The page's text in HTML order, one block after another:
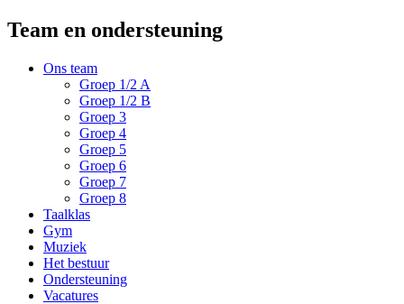
Team en ondersteuning
Ons team
Groep 1/2 A
Groep 1/2 B
Groep 3
Groep 4
Groep 5
Groep 6
Groep 7
Groep 8
Taalklas
Gym
Muziek
Het bestuur
Ondersteuning
Vacatures